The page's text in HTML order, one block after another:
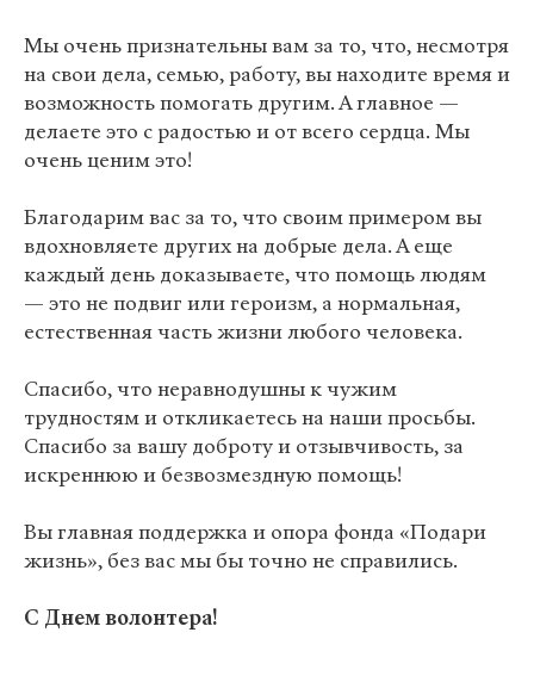
Мы очень признательны вам за то, что, несмотря
на свои дела, семью, работу, вы находите время и
возможность помогать другим. А главное —
делаете это с радостью и от всего сердца. Мы
очень ценим это!
Благодарим вас за то, что своим примером вы
вдохновляете других на добрые дела. А еще
каждый день доказываете, что помощь людям
— это не подвиг или героизм, а нормальная,
естественная часть жизни любого человека.
Спасибо, что неравнодушны к чужим
трудностям и откликаетесь на наши просьбы.
Спасибо за вашу доброту и отзывчивость, за
искреннюю и безвозмездную помощь!
Вы главная поддержка и опора фонда «Подари
жизнь», без вас мы бы точно не справились.
С Днем волонтера!